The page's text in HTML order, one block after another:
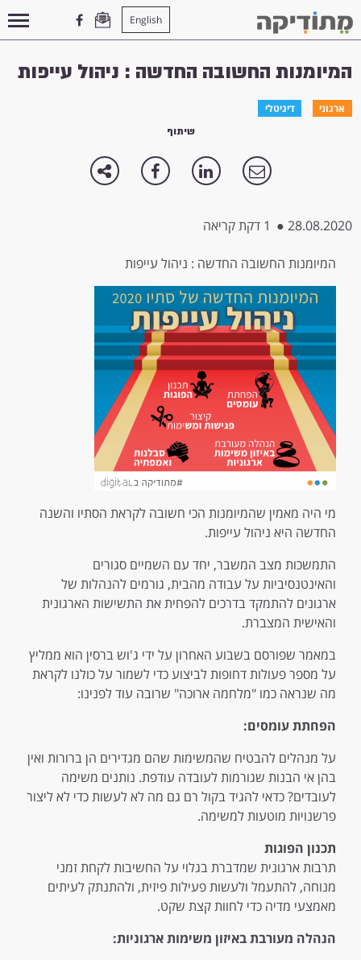
English
ארגוני>המיומנות החשובה החדשה : ניהול עייפות
המיומנות החשובה החדשה : ניהול עייפות
ארגוני דיגיטלי
שיתוף
28.08.2020
● 1 דקת קריאה
המיומנות החשובה החדשה : ניהול עייפות
מי היה מאמין שהמיומנות הכי חשובה לקראת הסתיו והשנה
החדשה היא ניהול עייפות.
התמשכות מצב המשבר, יחד עם השמיים סגורים
והאינטנסיביות על עבודה מהבית, גורמים להנהלות של
ארגונים להתמקד בדרכים להפחית את התשישות הארגונית
והאישית המצברת.
במאמר שפורסם בשבוע האחרון על ידי ג'וש ברסין הוא ממליץ
על מספר פעולות דחופות לביצוע כדי לשמור על כולנו לקראת
מה שנראה כמו "מלחמה ארוכה" שרובה עוד לפנינו:
הפחתת עומסים:
על מנהלים להבטיח שהמשימות שהם מגדירים הן ברורות ואין
בהן אי הבנות שגורמות לעובדה עודפת. נותנים משימה
לעובדים? כדאי להגיד בקול רם גם מה לא לעשות כדי לא ליצור
פרשנויות מוטעות למשימה.
תכנון הפוגות
תרבות ארגונית שמדברת בגלוי על החשיבות לקחת זמני
מנוחה, להתעמל ולעשות פעילות פיזית, ולהתנתק לעיתים
מאמצעי מדיה כדי לחוות קצת שקט.
הנהלה מעורבת באיזון משימות ארגוניות: